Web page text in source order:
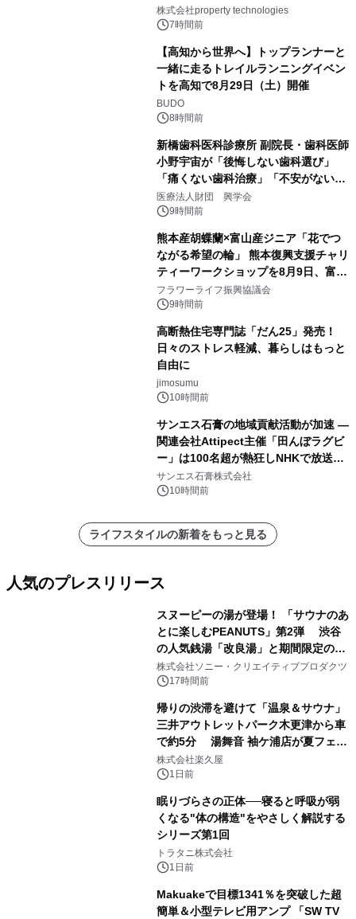
PropTechはどう組み替えるか）｜
PropTech-Lab
株式会社property technologies
7時間前
【高知から世界へ】トップランナーと
一緒に走るトレイルランニングイベン
トを高知で8月29日（土）開催
BUDO
8時間前
新橋歯科医科診療所 副院長・歯科医師
小野宇宙が「後悔しない歯科選び」
「痛くない歯科治療」「不安がない治
療計画」をテーマに専門監修
医療法人財団 興学会
9時間前
熊本産胡蝶蘭×富山産ジニア「花でつ
ながる希望の輪」 熊本復興支援チャリ
ティーワークショップを8月9日、富
山・射水で開催
フラワーライフ振興協議会
9時間前
高断熱住宅専門誌「だん25」発売！
日々のストレス軽減、暮らしはもっと
自由に
jimosumu
10時間前
サンエス石膏の地域貢献活動が加速 ―
関連会社Attipect主催「田んぼラグビ
ー」は100名超が熱狂しNHKで放送さ
れました。
サンエス石膏株式会社
10時間前
ライフスタイルの新着をもっと見る
人気のプレスリリース
スヌーピーの湯が登場！ 「サウナのあ
とに楽しむPEANUTS」第2弾 渋谷
の人気銭湯「改良湯」と期間限定のコ
ラボレーション サウナイキタイコラ
ボグッズも発売決定！
株式会社ソニー・クリエイティブプロダクツ
17時間前
帰りの渋滞を避けて「温泉＆サウナ」
三井アウトレットパーク木更津から車
で約5分 湯舞音 袖ケ浦店が夏フェア
メニューを提供
株式会社楽久屋
1日前
眠りづらさの正体──寝ると呼吸が弱
くなる"体の構造"をやさしく解説する
シリーズ第1回
トラタニ株式会社
1日前
Makuakeで目標1341％を突破した超
簡単＆小型テレビ用アンプ 「SW TV